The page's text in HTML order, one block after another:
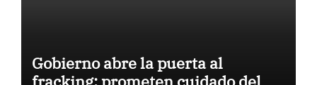
Gobierno abre la puerta al
fracking; prometen cuidado del